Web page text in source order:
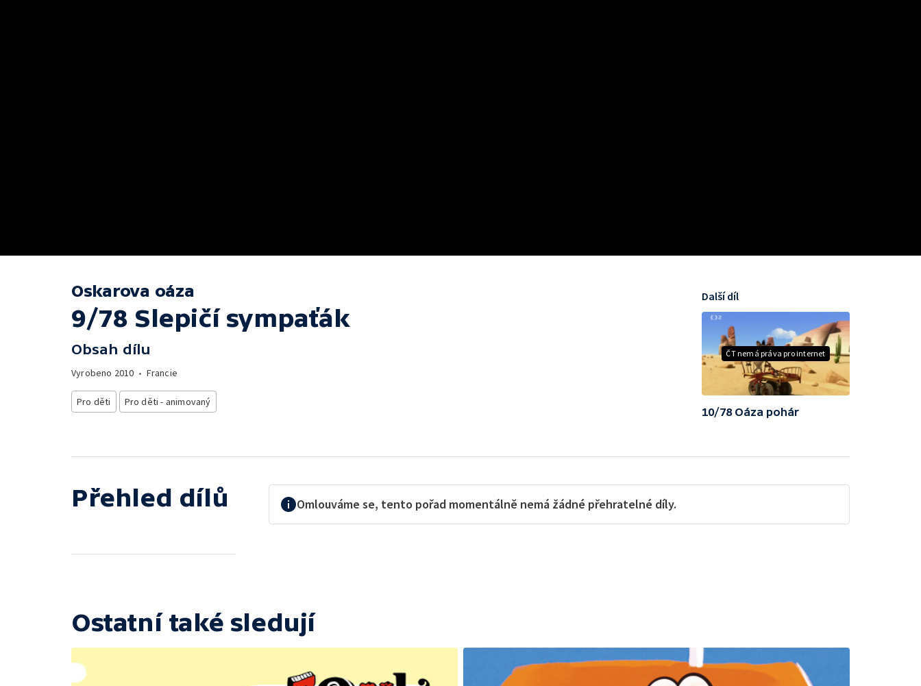
Oskarova oáza
9/78 Slepičí sympaťák
Obsah dílu
Vyrobeno 2010 • Francie
Pro děti Pro děti - animovaný
ČT nemá práva pro internet
Další díl
10/78 Oáza pohár
Přehled dílů Omlouváme se, tento pořad momentálně nemá žádné přehratelné díly.
Ostatní také sledují